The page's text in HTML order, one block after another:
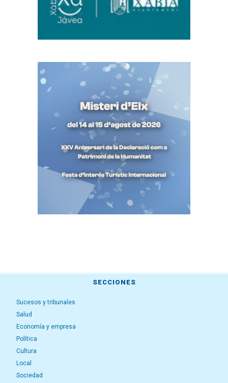
SECCIONES
Sucesos y tribunales
Salud
Economía y empresa
Política
Cultura
Local
Sociedad